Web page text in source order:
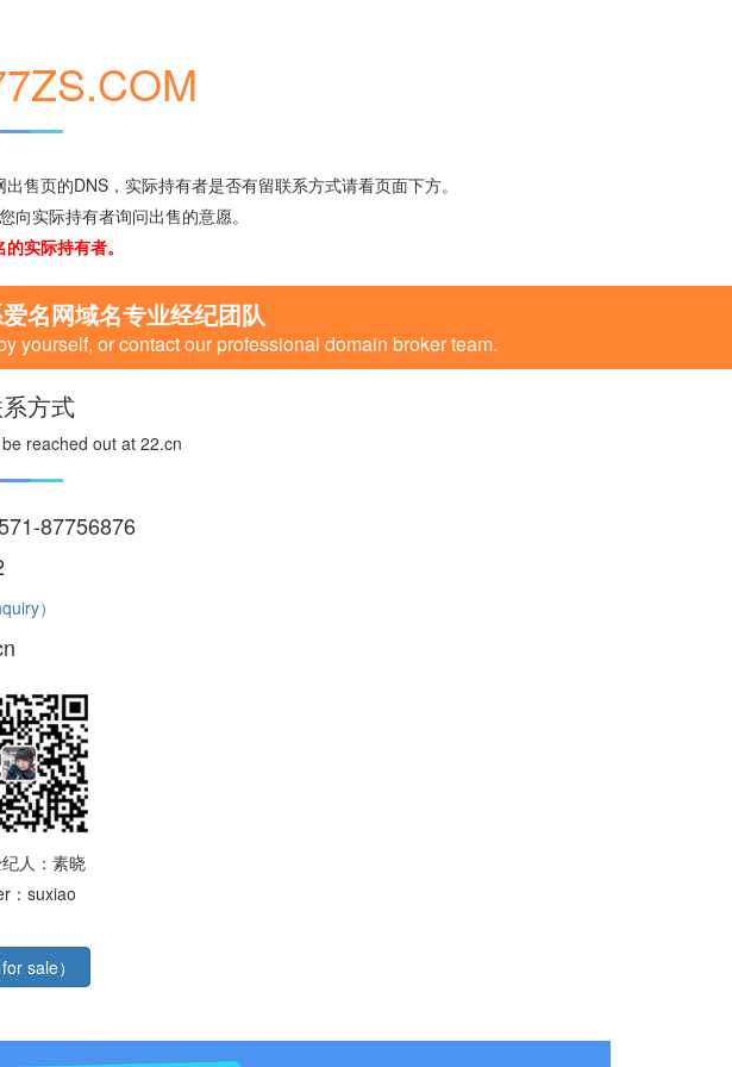
售页的DNS，实际持有者是否有留联系方式请看页面下方。
实际持有者询问出售的意愿。
实际持有者。
名网域名专业经纪团队
yourself, or contact our professional domain broker team.
方式
reached out at 22.cn
87756876
）
人：素晓
：suxiao
sale）